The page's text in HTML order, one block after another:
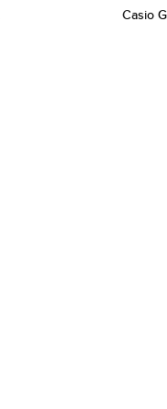
Casio